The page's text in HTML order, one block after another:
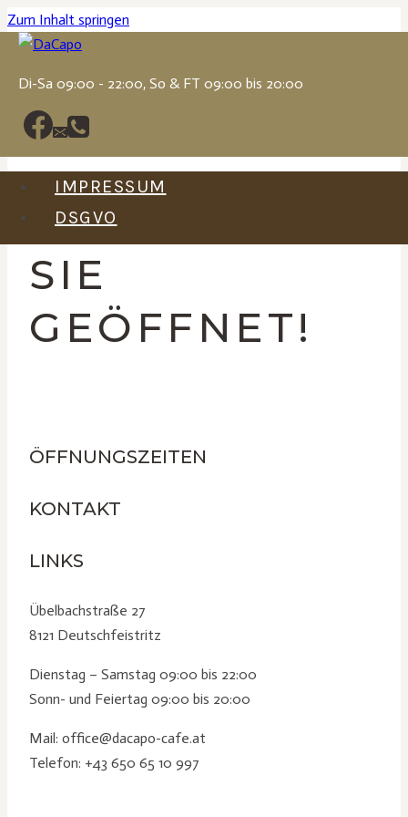
Zum Inhalt springen
Di-Sa 09:00 - 22:00, So & FT 09:00 bis 20:00
IMPRESSUM
DSGVO
DEUTSCHFEISTRITZ
HAT NEU FÜR
SIE
GEÖFFNET!
ÖFFNUNGSZEITEN
KONTAKT
LINKS
Übelbachstraße 27
8121 Deutschfeistritz
Dienstag – Samstag 09:00 bis 22:00
Sonn- und Feiertag 09:00 bis 20:00
Mail: office@dacapo-cafe.at
Telefon: +43 650 65 10 997